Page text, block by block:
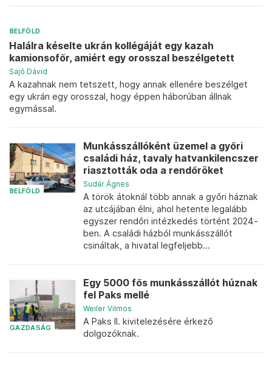
BELFÖLD
Halálra késelte ukrán kollégáját egy kazah
kamionsofőr, amiért egy orosszal beszélgetett
Sajó Dávid
A kazahnak nem tetszett, hogy annak ellenére beszélget
egy ukrán egy orosszal, hogy éppen háborúban állnak
egymással.
BELFÖLD
Munkásszállóként üzemel a győri
családi ház, tavaly hatvankilencszer
riasztották oda a rendőröket
Sudár Ágnes
A török átoknál több annak a győri háznak
az utcájában élni, ahol hetente legalább
egyszer rendőri intézkedés történt 2024-
ben. A családi házból munkásszállót
csináltak, a hivatal legfeljebb...
GAZDASÁG
Egy 5000 fős munkásszállót húznak
fel Paks mellé
Weiler Vilmos
A Paks II. kivitelezésére érkező
dolgozóknak.